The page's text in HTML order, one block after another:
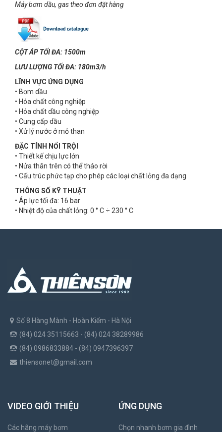
Máy bơm dầu, gas theo đơn đặt hàng
CỘT ÁP TỐI ĐA: 1500m
LƯU LƯỢNG TỐI ĐA: 180m3/h
LĨNH VỰC ỨNG DỤNG
• Bơm dầu
• Hóa chất công nghiệp
• Hóa chất dầu công nghiệp
• Cung cấp dầu
• Xử lý nước ở mỏ than
ĐẶC TÍNH NỔI TRỘI
• Thiết kế chịu lực lớn
• Nửa thân trên có thể tháo rời
• Cấu trúc phức tạp cho phép các loại chất lỏng đa dạng
THÔNG SỐ KỸ THUẬT
• Áp lực tối đa: 16 bar
• Nhiệt độ của chất lỏng: 0 ° C ÷ 230 ° C
Số 8 Hàng Mành - Hoàn Kiếm - Hà Nội
(84) 024 35115663 - (84) 024 38289986
(84) 0986833884 - (84) 0947396397
thiensonet@gmail.com
VIDEO GIỚI THIỆU
Các hãng máy bơm
ỨNG DỤNG
Chọn nhanh bơm gia đình